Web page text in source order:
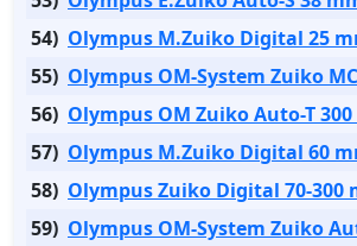
54) Olympus M.Zuiko Digital 25
55) Olympus OM-System Zuiko
56) Olympus OM Zuiko Auto-T
57) Olympus M.Zuiko Digital 60
58) Olympus Zuiko Digital 70-300
59) Olympus OM-System Zuiko